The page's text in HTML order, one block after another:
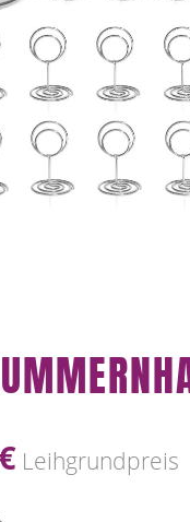
€ Leihgrundpreis